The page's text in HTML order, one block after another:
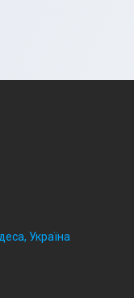
Україна